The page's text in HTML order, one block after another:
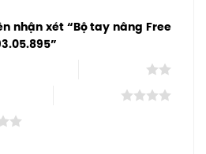
nhận xét “Bộ tay nâng Free